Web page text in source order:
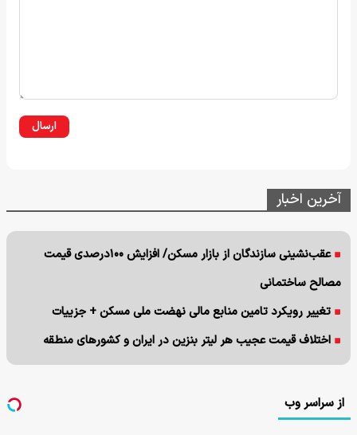
ارسال
آخرین اخبار
عقب‌نشینی سازندگان از بازار مسکن/ افزایش ۱۰۰درصدی قیمت
مصالح ساختمانی
تغییر رویکرد تامین منابع مالی نهضت ملی مسکن + جزییات
اختلاف قیمت عجیب هر لیتر بنزین در ایران و کشورهای منطقه
از سراسر وب